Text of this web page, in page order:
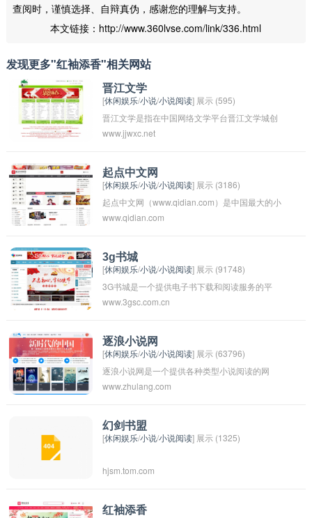
查阅时，谨慎选择、自辩真伪，感谢您的理解与支持。
本文链接：http://www.360lvse.com/link/336.html
发现更多"红袖添香"相关网站
晋江文学
[休闲娱乐/小说/小说阅读] 展示 (595)
晋江文学是指在中国网络文学平台晋江文学城创
作和发表的文学作品。晋江文学以其丰富多样的
玄幻、都市、历史等各种类型。许多作家在晋江
文学平台上获得了广泛的关注和支持，成为了当
代中国文学界的新秀和佼佼者。晋江文学也被认
为是中国网络文学发展的重要一环，对于推动中
www.jjwxc.net
起点中文网
[休闲娱乐/小说/小说阅读] 展示 (3186)
起点中文网（www.qidian.com）是中国最大的小
说阅读网站之一，提供大量原创网络小说和作家
论作品、和作家进行互动交流。起点中文网致力
于打造一个优质的作品发布平台，为读者和作家
提供良好的阅读和创作体验。
www.qidian.com
3g书城
[休闲娱乐/小说/小说阅读] 展示 (91748)
3G书城是一个提供电子书下载和阅读服务的平
台，用户可以在平台上浏览各种类型的电子书，
者Wi-Fi网络在手机、平板电脑或电脑上进行阅
读，享受阅读的便利性和舒适性。平台上通常有
各种畅销书籍、小说、教育书籍、杂志等丰富的
阅读资源，满足用户的不同阅读需求。
www.3gsc.com.cn
逐浪小说网
[休闲娱乐/小说/小说阅读] 展示 (63796)
逐浪小说网是一个提供各种类型小说阅读的网
站，用户可以免费阅读各类小说，包括言情小
供小说阅读服务，还有许多独家原创作品和作者
专栏，为读者提供更多的选择和精彩内容。逐浪
一位用户都能找到自己喜欢的小说作品。
www.zhulang.com
幻剑书盟
[休闲娱乐/小说/小说阅读] 展示 (1325)
hjsm.tom.com
红袖添香